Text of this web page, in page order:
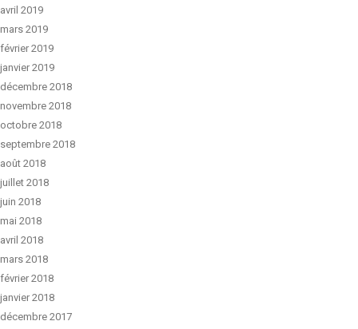
avril 2019
mars 2019
février 2019
janvier 2019
décembre 2018
novembre 2018
octobre 2018
septembre 2018
août 2018
juillet 2018
juin 2018
mai 2018
avril 2018
mars 2018
février 2018
janvier 2018
décembre 2017